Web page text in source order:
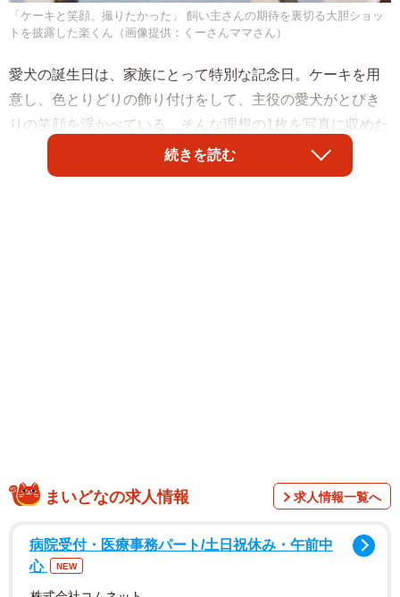
「ケーキと笑顔、撮りたかった」 飼い主さんの期待を裏切る大胆ショッ
トを披露した楽くん（画像提供：くーさんママさん）
愛犬の誕生日は、家族にとって特別な記念日。ケーキを用
意し、色とりどりの飾り付けをして、主役の愛犬がとびき
りの笑顔を浮かべている…そんな理想の1枚を写真に収めた
いと願う飼い主さんは多いのではないでしょうか。
「一度でいいから誕生日ケーキと一緒に笑っている愛犬の
写真を撮ってみたい……と思い続けること11年！ お誕生日
おめでとう！！」
続きを読む
まいどなの求人情報 求人情報一覧へ
病院受付・医療事務パート/土日祝休み・午前中
心
NEW